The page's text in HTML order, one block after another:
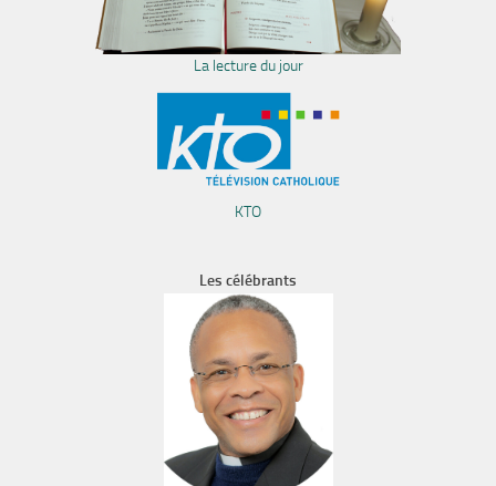
La lecture du jour
KTO
Les célébrants